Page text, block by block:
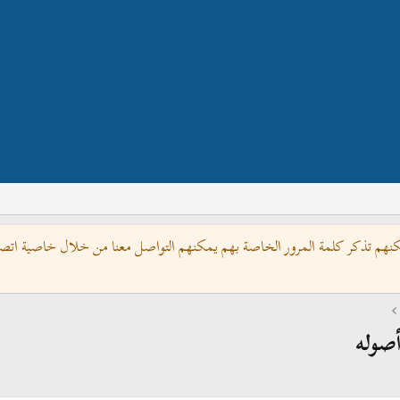
تذكر كلمة المرور الخاصة بهم يمكنهم التواصل معنا من خلال خاصية